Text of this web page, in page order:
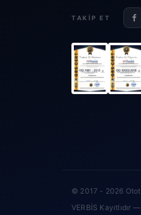
TAKIP ET
© 2017 - 2026
VERBİS Kayıtlıdır